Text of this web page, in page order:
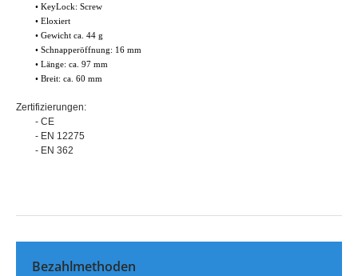
• KeyLock: Screw
• Eloxiert
• Gewicht ca. 44 g
• Schnapperöffnung: 16 mm
• Länge: ca. 97 mm
• Breit: ca. 60 mm
Zertifizierungen:
- CE
- EN 12275
- EN 362
Bezahlmethoden